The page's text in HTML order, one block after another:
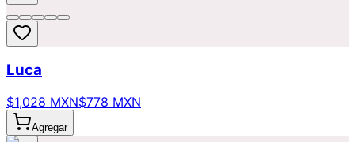
Luca
$1,028 MXN$778 MXN
Agregar